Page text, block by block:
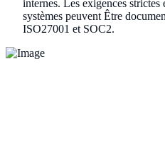
internes. Les exigences strictes
systèmes peuvent Être
ISO27001 et SOC2.